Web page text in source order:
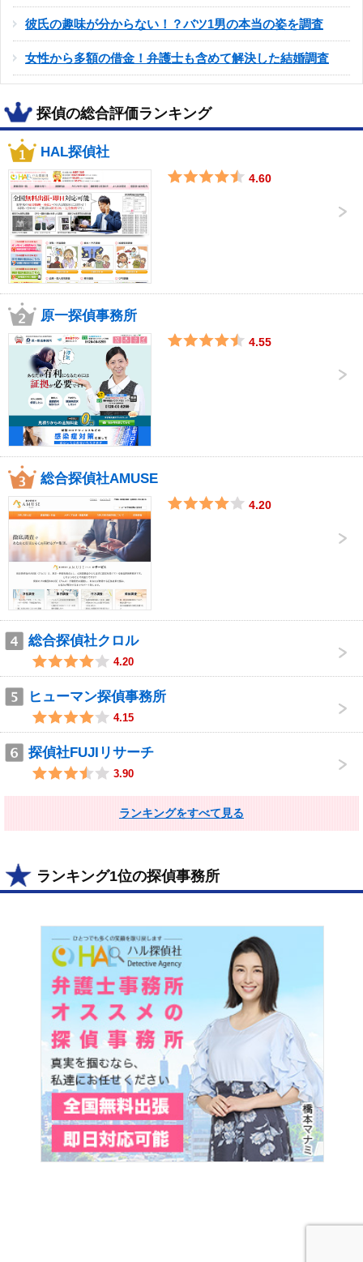
彼氏の趣味が分からない！？バツ1男の本当の姿を調査
女性から多額の借金！弁護士も含めて解決した結婚調査
探偵の総合評価ランキング
HAL探偵社
4.60
原一探偵事務所
4.55
総合探偵社AMUSE
4.20
総合探偵社クロル
4.20
ヒューマン探偵事務所
4.15
探偵社FUJIリサーチ
3.90
ランキングをすべて見る
ランキング1位の探偵事務所